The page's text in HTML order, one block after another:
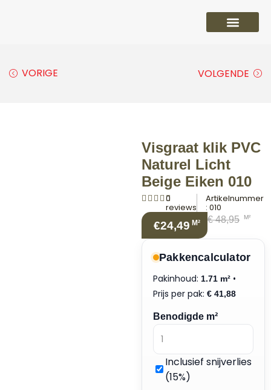
VORIGE VOLGENDE
Visgraat klik PVC
Naturel Licht
Beige Eiken 010
0
reviews
Artikelnummer
: 010
€24,49 M² €48,95 M²
Pakkencalculator
Pakinhoud: 1.71 m² •
Prijs per pak: € 41,88
Benodigde m²
Inclusief snijverlies
(15%)